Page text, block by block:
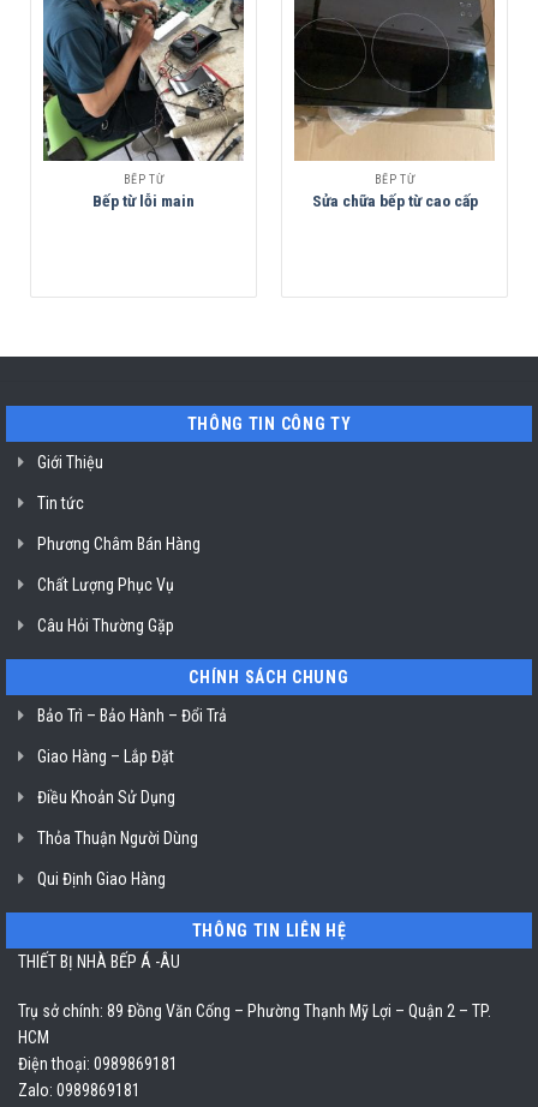
BẾP TỪ
Bếp từ lỗi main
BẾP TỪ
Sửa chữa bếp từ cao cấp
THÔNG TIN CÔNG TY
Giới Thiệu
Tin tức
Phương Châm Bán Hàng
Chất Lượng Phục Vụ
Câu Hỏi Thường Gặp
CHÍNH SÁCH CHUNG
Bảo Trì – Bảo Hành – Đổi Trả
Giao Hàng – Lắp Đặt
Điều Khoản Sử Dụng
Thỏa Thuận Người Dùng
Qui Định Giao Hàng
THÔNG TIN LIÊN HỆ
THIẾT BỊ NHÀ BẾP Á -ÂU
Trụ sở chính: 89 Đồng Văn Cống – Phường Thạnh Mỹ Lợi – Quận 2 – TP.
HCM
Điện thoại: 0989869181
Zalo: 0989869181